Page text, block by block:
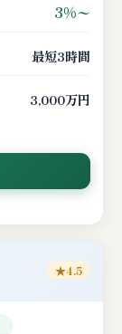
3%〜
最短3時間
3,000万円
★4.5